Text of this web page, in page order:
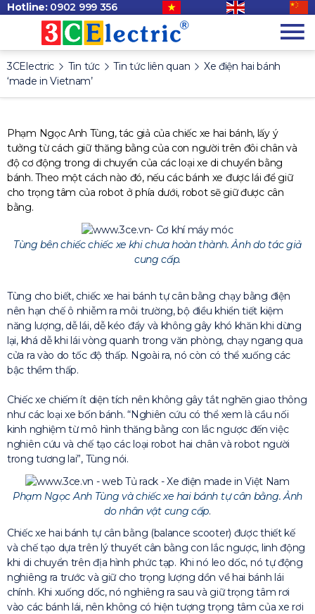
Hotline: 0902 999 356
3CElectric Tin tức Tin tức liên quan
Xe điện hai bánh
‘made in Vietnam’
Phạm Ngọc Anh Tùng, tác giả của chiếc xe hai bánh, lấy ý
tưởng từ cách giữ thăng bằng của con người trên đôi chân và
độ cơ động trong di chuyển của các loại xe di chuyển bằng
bánh. Theo một cách nào đó, nếu các bánh xe được lái để giữ
cho trọng tâm của robot ở phía dưới, robot sẽ giữ được cân
bằng.
Tùng bên chiếc chiếc xe khi chưa hoàn thành. Ảnh do tác giả
cung cấp.
Tùng cho biết, chiếc xe hai bánh tự cân bằng chạy bằng điện
nên hạn chế ô nhiễm ra môi trường, bộ điều khiển tiết kiệm
năng lượng, dễ lái, dễ kéo đẩy và không gây khó khăn khi dừng
lại, khá dễ khi lái vòng quanh trong văn phòng, chạy ngang qua
cửa ra vào do tốc độ thấp. Ngoài ra, nó còn có thể xuống các
bậc thềm thấp.
Chiếc xe chiếm ít diện tích nên không gây tắt nghẽn giao thông
như các loại xe bốn bánh. “Nghiên cứu có thể xem là cầu nối
kinh nghiệm từ mô hình thăng bằng con lắc ngược đến việc
nghiên cứu và chế tạo các loại robot hai chân và robot người
trong tương lai”, Tùng nói.
Phạm Ngọc Anh Tùng và chiếc xe hai bánh tự cân bằng. Ảnh
do nhân vật cung cấp.
Chiếc xe hai bánh tự cân bằng (balance scooter) được thiết kế
và chế tạo dựa trên lý thuyết cân bằng con lắc ngược, linh động
khi di chuyển trên địa hình phức tạp. Khi nó leo dốc, nó tự động
nghiêng ra trước và giữ cho trọng lượng dồn về hai bánh lái
chính. Khi xuống dốc, nó nghiêng ra sau và giữ trọng tâm rơi
vào các bánh lái, nên không có hiện tượng trọng tâm của xe rơi